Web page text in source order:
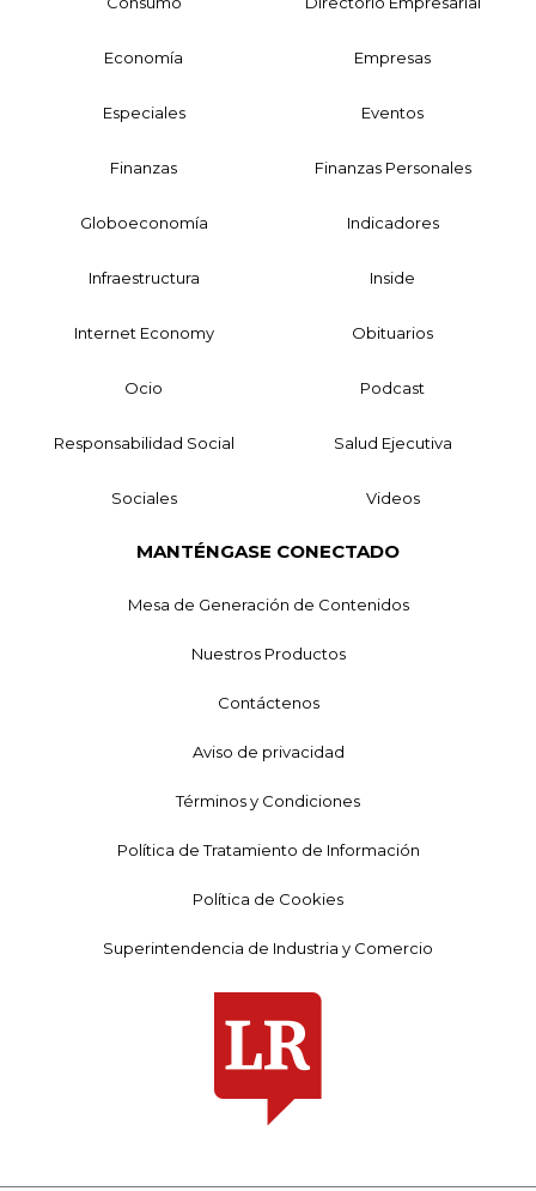
Economía Empresas
Especiales Eventos
Finanzas Finanzas Personales
Globoeconomía Indicadores
Infraestructura Inside
Internet Economy Obituarios
Ocio Podcast
Responsabilidad Social Salud Ejecutiva
Sociales Videos
MANTÉNGASE CONECTADO
Mesa de Generación de Contenidos
Nuestros Productos
Contáctenos
Aviso de privacidad
Términos y Condiciones
Política de Tratamiento de Información
Política de Cookies
Superintendencia de Industria y Comercio